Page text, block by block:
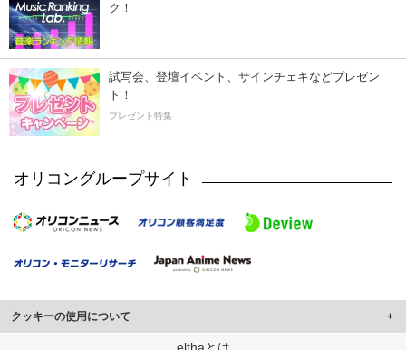
ク！
試写会、登壇イベント、サインチェキなどプレゼン
ト！
プレゼント特集
オリコングループサイト
クッキーの使用について
このサイトでは Cookie を使用して、ユーザーに合わせたコンテンツや広告の